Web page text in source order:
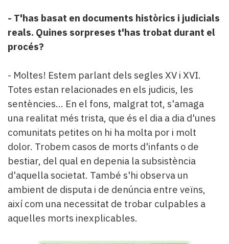
- T'has basat en documents històrics i judicials
reals. Quines sorpreses t'has trobat durant el
procés?
- Moltes! Estem parlant dels segles XV i XVI.
Totes estan relacionades en els judicis, les
sentències... En el fons, malgrat tot, s'amaga
una realitat més trista, que és el dia a dia d'unes
comunitats petites on hi ha molta por i molt
dolor. Trobem casos de morts d'infants o de
bestiar, del qual en depenia la subsistència
d'aquella societat. També s'hi observa un
ambient de disputa i de denúncia entre veïns,
així com una necessitat de trobar culpables a
aquelles morts inexplicables.